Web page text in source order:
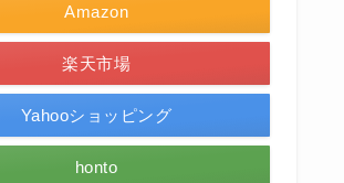
Amazon
楽天市場
Yahooショッピング
honto